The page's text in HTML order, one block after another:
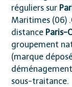
réguliers sur
Maritimes (06)
distance Paris-
groupement
(marque
déménagement
sous-traitance.